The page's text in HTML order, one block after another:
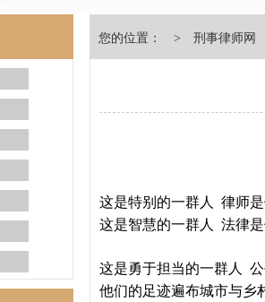
您的位置： > 刑事律师网
这是特别的一群人
律师
这是智慧的一群人
法律
这是勇于担当的一群人
他们的足迹遍布城市与乡